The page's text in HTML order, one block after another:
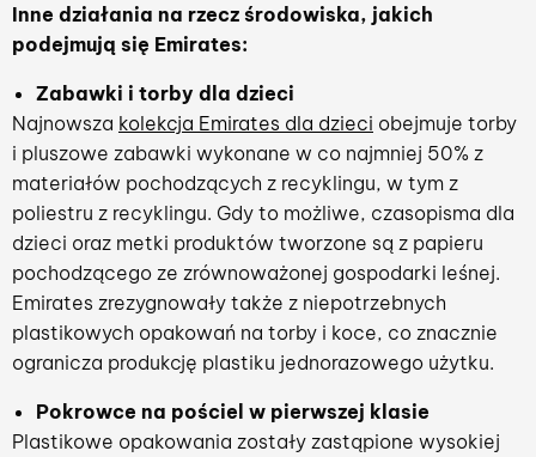
Inne działania na rzecz środowiska, jakich
podejmują się Emirates:
Zabawki i torby dla dzieci
Najnowsza kolekcja Emirates dla dzieci obejmuje torby
i pluszowe zabawki wykonane w co najmniej 50% z
materiałów pochodzących z recyklingu, w tym z
poliestru z recyklingu. Gdy to możliwe, czasopisma dla
dzieci oraz metki produktów tworzone są z papieru
pochodzącego ze zrównoważonej gospodarki leśnej.
Emirates zrezygnowały także z niepotrzebnych
plastikowych opakowań na torby i koce, co znacznie
ogranicza produkcję plastiku jednorazowego użytku.
Pokrowce na pościel w pierwszej klasie
Plastikowe opakowania zostały zastąpione wysokiej